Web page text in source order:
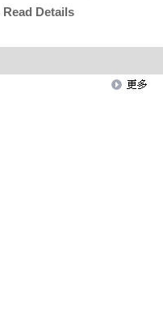
Read Details